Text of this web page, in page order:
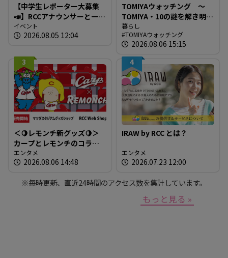
【中学生レポーター大募集
📣】RCCアナウンサーと一緒
に「広島の食」の現場を取
材しよう！
イベント
2026.08.05 12:04
TOMIYAウォッチング ～
TOMIYA・10の謎を解き明か
す～ 謎03 「なぜTOMIYAは
約1世紀も宝飾・時計業界で
生き抜いてこられたの
か？」
暮らし
TOMIYAウォッチング
2026.08.06 15:15
3
＜🍋レモンチ新グッズ🍋＞
カープとレモンチのコラボ
グッズが登場！
エンタメ
2026.08.06 14:48
4
IRAW by RCC とは？
エンタメ
2026.07.23 12:00
※毎時更新、直近24時間のアクセス数を集計しています。
もっと見る »